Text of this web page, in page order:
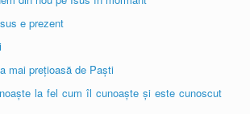
e prezent
mai prețioasă de Paști
la fel cum îl cunoaște și este cunoscut